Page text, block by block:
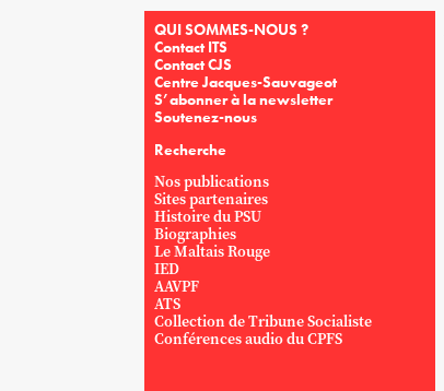
QUI SOMMES-NOUS ?
Contact ITS
Contact CJS
Centre Jacques-Sauvageot
S’abonner à la newsletter
Soutenez-nous
Recherche
Nos publications
Sites partenaires
Histoire du PSU
Biographies
Le Maltais Rouge
IED
AAVPF
ATS
Collection de Tribune Socialiste
Conférences audio du CPFS